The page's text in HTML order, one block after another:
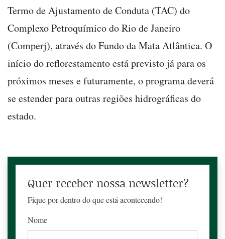
Termo de Ajustamento de Conduta (TAC) do
Complexo Petroquímico do Rio de Janeiro
(Comperj), através do Fundo da Mata Atlântica. O
início do reflorestamento está previsto já para os
próximos meses e futuramente, o programa deverá
se estender para outras regiões hidrográficas do
estado.
Quer receber nossa newsletter?
Fique por dentro do que está acontecendo!
Nome